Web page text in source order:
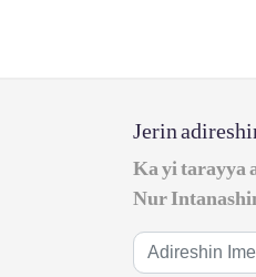
Jerin
Ka yi tarayya
Nur